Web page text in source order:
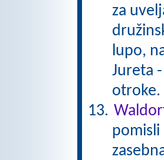
za
lupo,
Jureta
pomisli